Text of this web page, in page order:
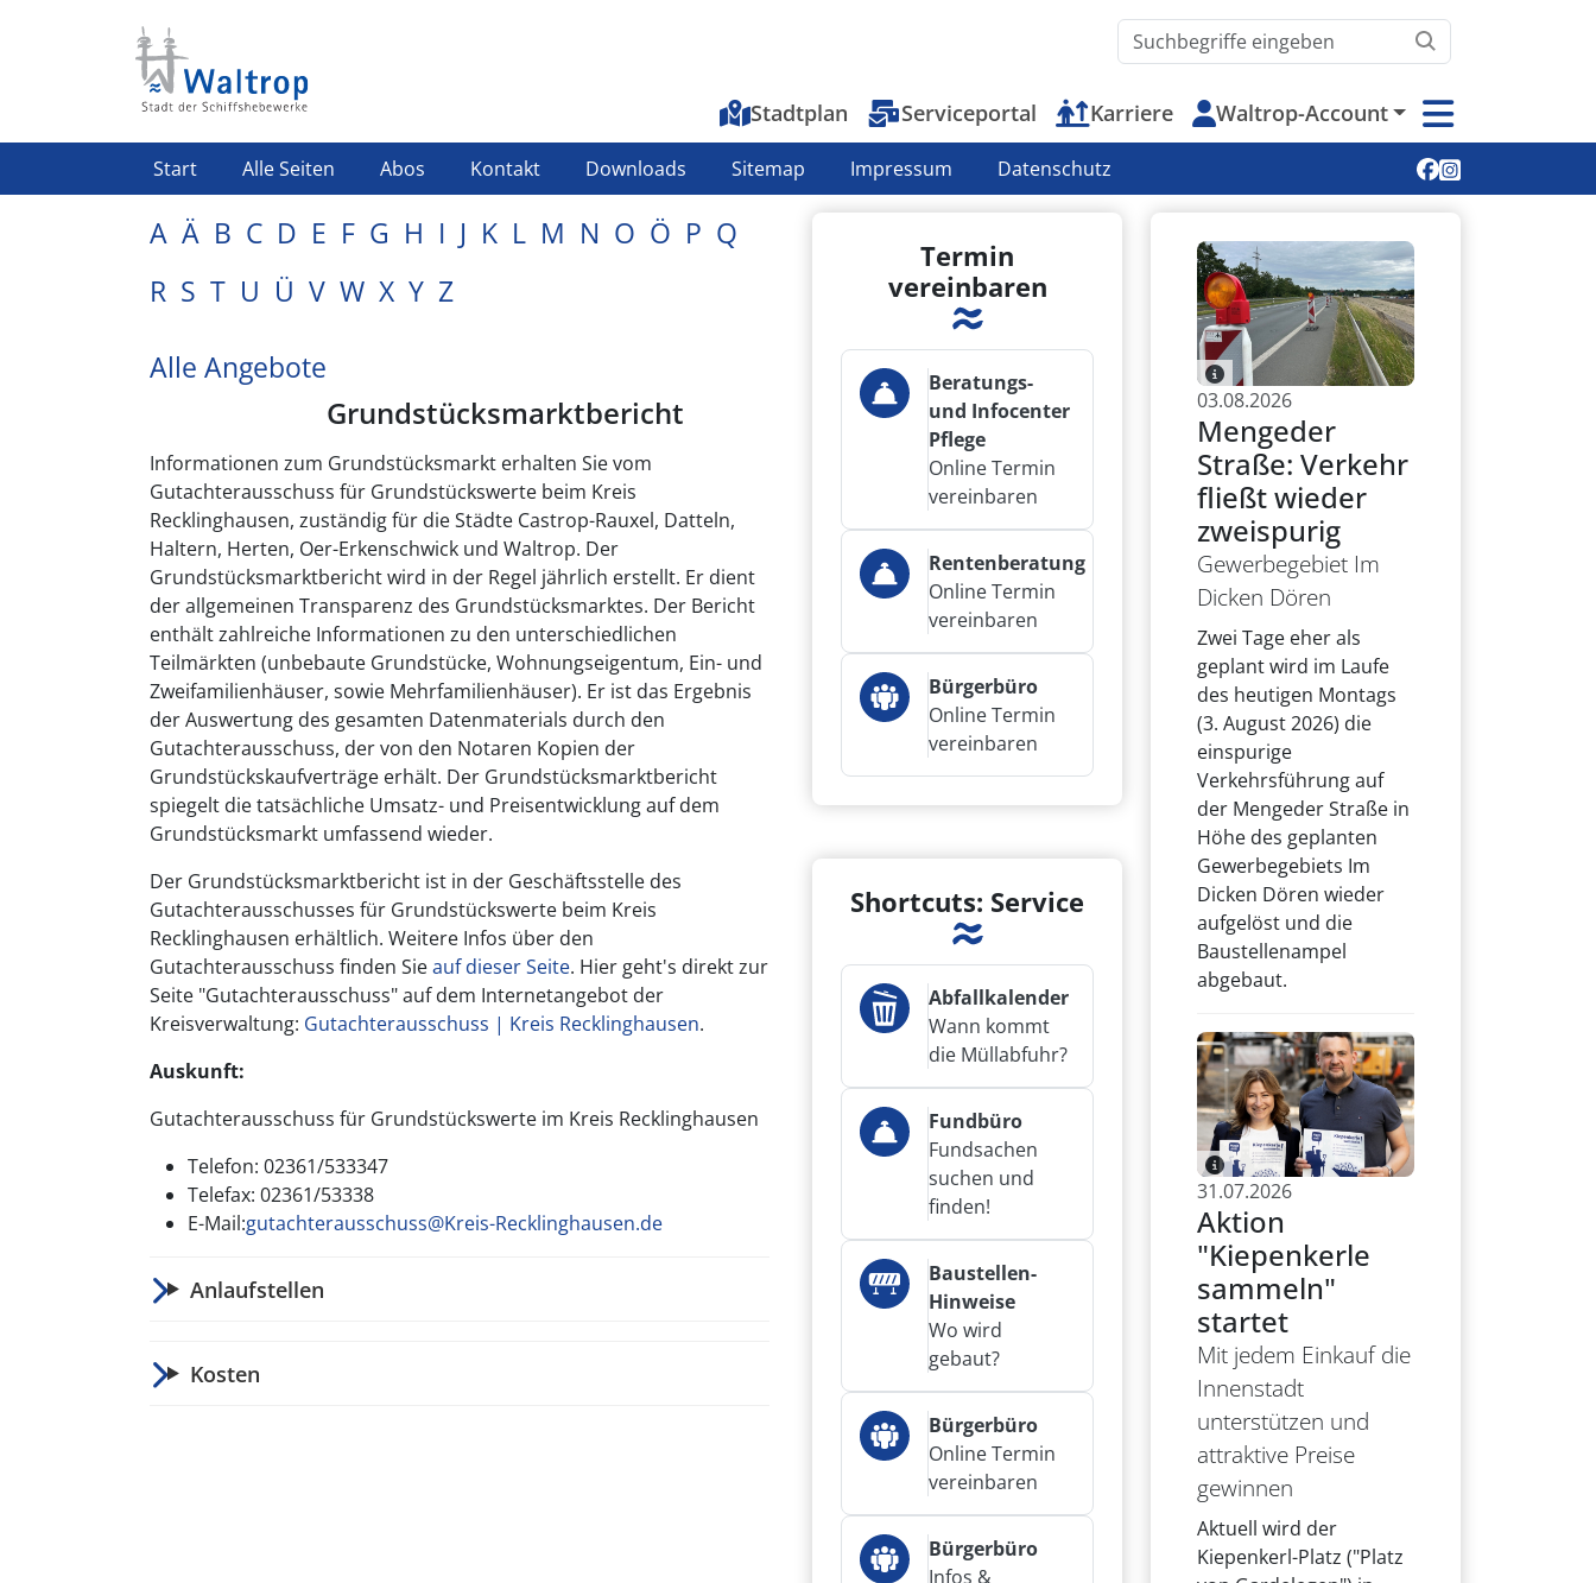
Waltrop.de durchsuchen
Top-Menu
Stadtplan Serviceportal Karriere Waltrop-Account
Highlight Menü
Start Alle Seiten Abos Kontakt Downloads Sitemap Impressum Datenschutz Soziale Medien
A Ä B C D E F G H I J K L M N O Ö P Q
R S T U Ü V W X Y Z
Alle Angebote
Grundstücksmarktbericht
Informationen zum Grundstücksmarkt erhalten Sie vom
Gutachterausschuss für Grundstückswerte beim Kreis
Recklinghausen, zuständig für die Städte Castrop-Rauxel, Datteln,
Haltern, Herten, Oer-Erkenschwick und Waltrop. Der
Grundstücksmarktbericht wird in der Regel jährlich erstellt. Er dient
der allgemeinen Transparenz des Grundstücksmarktes. Der Bericht
enthält zahlreiche Informationen zu den unterschiedlichen
Teilmärkten (unbebaute Grundstücke, Wohnungseigentum, Ein- und
Zweifamilienhäuser, sowie Mehrfamilienhäuser). Er ist das Ergebnis
der Auswertung des gesamten Datenmaterials durch den
Gutachterausschuss, der von den Notaren Kopien der
Grundstückskaufverträge erhält. Der Grundstücksmarktbericht
spiegelt die tatsächliche Umsatz- und Preisentwicklung auf dem
Grundstücksmarkt umfassend wieder.
Der Grundstücksmarktbericht ist in der Geschäftsstelle des
Gutachterausschusses für Grundstückswerte beim Kreis
Recklinghausen erhältlich. Weitere Infos über den
Gutachterausschuss finden Sieauf dieser Seite. Hier geht's direkt zur
Seite "Gutachterausschuss" auf dem Internetangebot der
Kreisverwaltung: Gutachterausschuss | Kreis Recklinghausen.
Auskunft:
Gutachterausschuss für Grundstückswerte im Kreis Recklinghausen
Telefon: 02361/533347
Telefax: 02361/53338
E-Mail:gutachterausschuss@Kreis-Recklinghausen.de
Anlaufstellen
Kosten
Termin
vereinbaren
Beratungs-
und Infocenter
Pflege
Online Termin
vereinbaren
Rentenberatung
Online Termin
vereinbaren
Bürgerbüro
Online Termin
vereinbaren
Shortcuts: Service
Abfallkalender
Wann kommt
die Müllabfuhr?
Fundbüro
Fundsachen
suchen und
finden!
Baustellen-
Hinweise
Wo wird
gebaut?
Bürgerbüro
Online Termin
vereinbaren
Bürgerbüro
Infos &
03.08.2026
Mengeder
Straße: Verkehr
fließt wieder
zweispurig
Gewerbegebiet Im
Dicken Dören
Zwei Tage eher als
geplant wird im Laufe
des heutigen Montags
(3. August 2026) die
einspurige
Verkehrsführung auf
der Mengeder Straße in
Höhe des geplanten
Gewerbegebiets Im
Dicken Dören wieder
aufgelöst und die
Baustellenampel
abgebaut.
31.07.2026
Aktion
"Kiepenkerle
sammeln"
startet
Mit jedem Einkauf die
Innenstadt
unterstützen und
attraktive Preise
gewinnen
Aktuell wird der
Kiepenkerl-Platz ("Platz